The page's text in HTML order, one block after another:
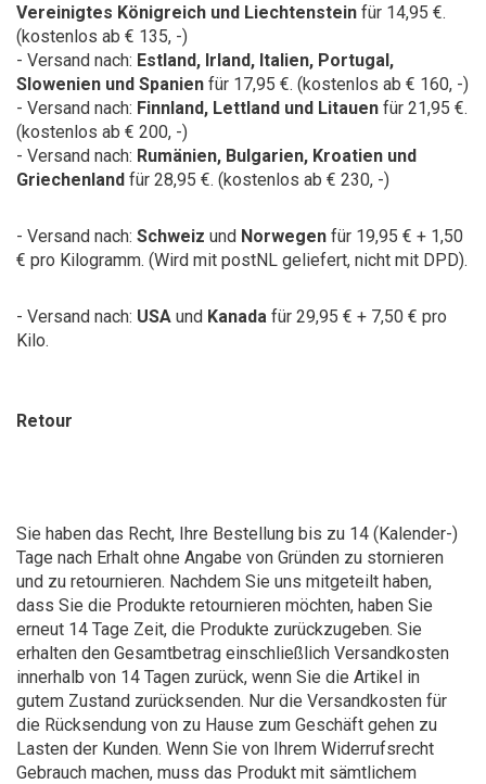
Vereinigtes Königreich und Liechtenstein für 14,95 €.
(kostenlos ab € 135, -)
- Versand nach: Estland, Irland, Italien, Portugal,
Slowenien und Spanien für 17,95 €. (kostenlos ab € 160, -)
- Versand nach: Finnland, Lettland und Litauen für 21,95 €.
(kostenlos ab € 200, -)
- Versand nach: Rumänien, Bulgarien, Kroatien und
Griechenland für 28,95 €. (kostenlos ab € 230, -)
- Versand nach: Schweiz und Norwegen für 19,95 € + 1,50
€ pro Kilogramm. (Wird mit postNL geliefert, nicht mit DPD).
- Versand nach: USA und Kanada für 29,95 € + 7,50 € pro
Kilo.
Retour
Sie haben das Recht, Ihre Bestellung bis zu 14 (Kalender-)
Tage nach Erhalt ohne Angabe von Gründen zu stornieren
und zu retournieren. Nachdem Sie uns mitgeteilt haben,
dass Sie die Produkte retournieren möchten, haben Sie
erneut 14 Tage Zeit, die Produkte zurückzugeben. Sie
erhalten den Gesamtbetrag einschließlich Versandkosten
innerhalb von 14 Tagen zurück, wenn Sie die Artikel in
gutem Zustand zurücksenden. Nur die Versandkosten für
die Rücksendung von zu Hause zum Geschäft gehen zu
Lasten der Kunden. Wenn Sie von Ihrem Widerrufsrecht
Gebrauch machen, muss das Produkt mit sämtlichem